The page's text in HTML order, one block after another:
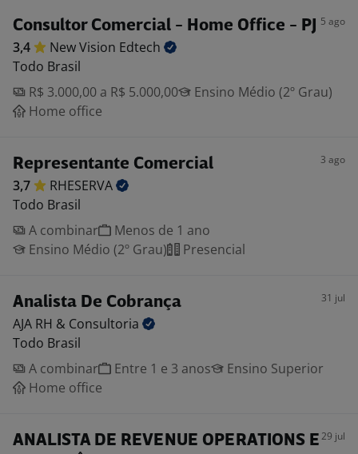
Consultor Comercial - Home Office - PJ 5 ago
3,4 New Vision Edtech
Todo Brasil
R$ 3.000,00 a R$ 5.000,00
Ensino Médio (2º Grau)
Home office
Representante Comercial 3 ago
3,7
RHESERVA
Todo Brasil
A combinar
Menos de 1 ano
Ensino Médio (2º Grau)
Presencial
Analista De Cobrança 31 jul
AJA RH & Consultoria
Todo Brasil
A combinar
Entre 1 e 3 anos
Ensino Superior
Home office
ANALISTA DE REVENUE OPERATIONS E29 jul